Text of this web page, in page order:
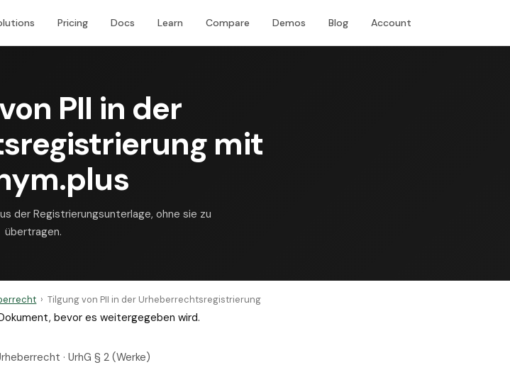
Pricing Docs Learn Compare Demos Blog Account
PII in der
mit
der Registrierungsunterlage, ohne sie zu
übertragen.
› Tilgung von PII in der Urheberrechtsregistrierung
bevor es weitergegeben wird.
· UrhG § 2 (Werke)